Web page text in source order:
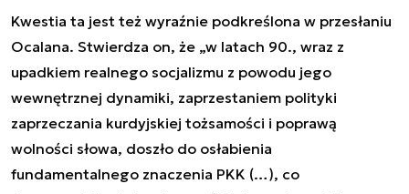
Kwestia ta jest też wyraźnie podkreślona w przesłaniu
Ocalana. Stwierdza on, że „w latach 90., wraz z
upadkiem realnego socjalizmu z powodu jego
wewnętrznej dynamiki, zaprzestaniem polityki
zaprzeczania kurdyjskiej tożsamości i poprawą
wolności słowa, doszło do osłabienia
fundamentalnego znaczenia PKK (…), co